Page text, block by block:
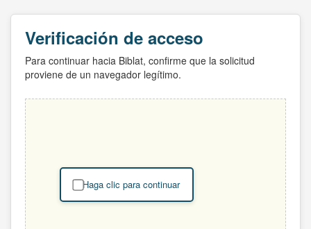
Verificación de acceso
Para continuar hacia Biblat, confirme que la solicitud
proviene de un navegador legítimo.
Haga clic para continuar